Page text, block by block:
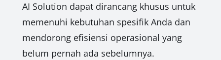
AI Solution dapat dirancang khusus untuk
memenuhi kebutuhan spesifik Anda dan
mendorong efisiensi operasional yang
belum pernah ada sebelumnya.